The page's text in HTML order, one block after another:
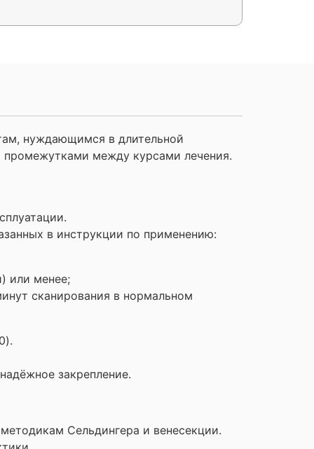
нуждающимся в длительной
промежутками между курсами лечения.
в инструкции по применению:
или менее;
сканирования в нормальном
закрепление.
Сельдингера и венесекции.